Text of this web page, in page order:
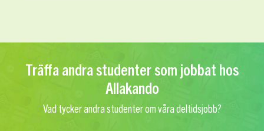
Träffa andra studenter som jobbat hos
Allakando
Vad tycker andra studenter om våra deltidsjobb?